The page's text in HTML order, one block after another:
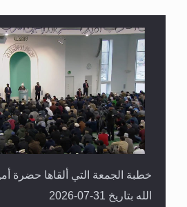
القرآن قاضٍ وحكمٌ على السنة
العكس
خطبة الجمعة التي ألقاها حضرة
الله بتاريخ 31-07-2026